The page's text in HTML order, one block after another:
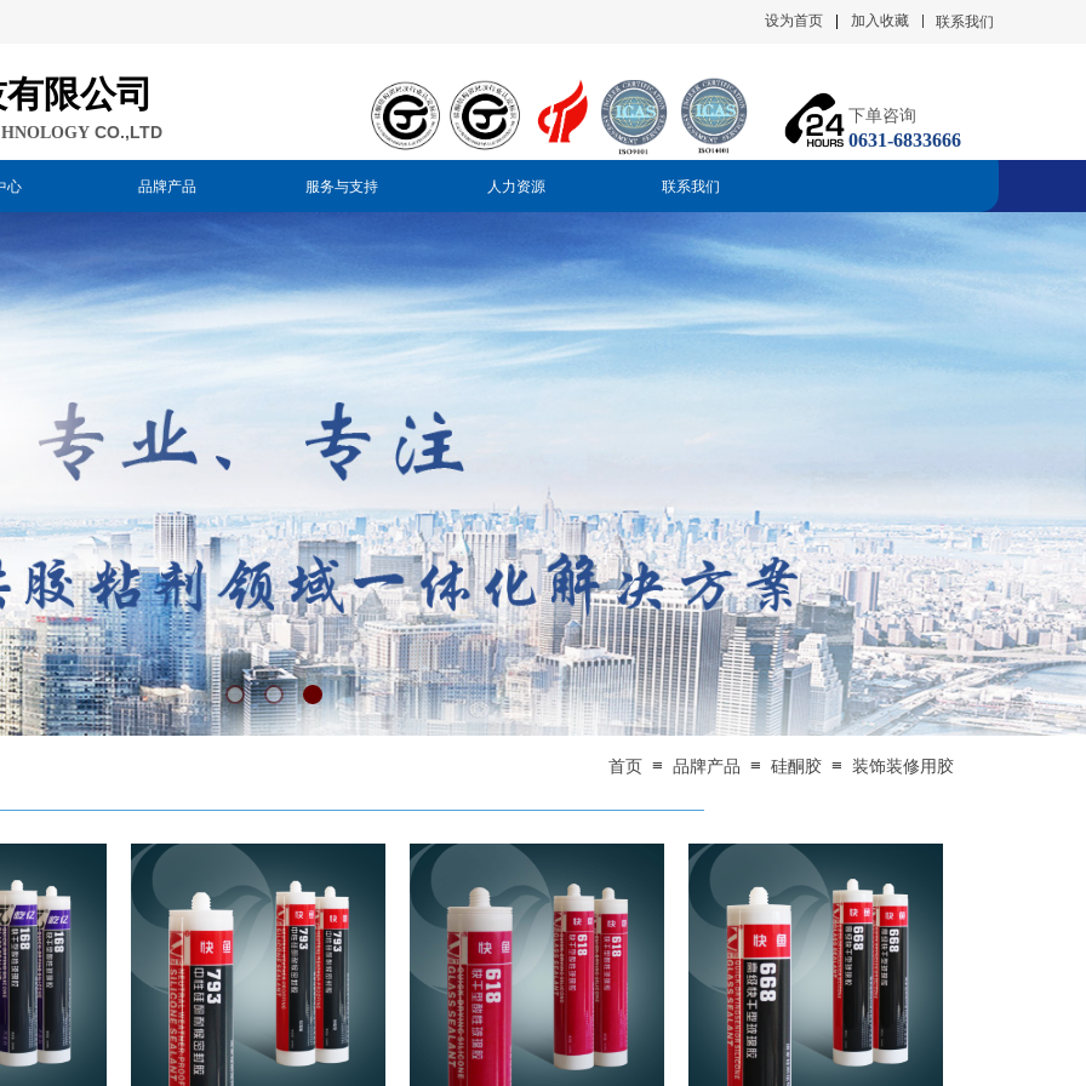
设为首页 加入收藏 联系我们
下单咨询
0631-6833666
限公司
CO.,LTD
心 品牌产品 服务与支持 人力资源 联系我们
首页 ≡ 品牌产品 ≡ 硅酮胶 ≡ 装饰装修用胶